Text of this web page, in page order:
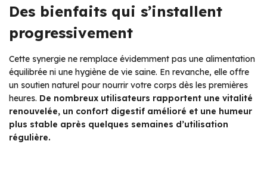
Des bienfaits qui s’installent
progressivement
Cette synergie ne remplace évidemment pas une alimentation
équilibrée ni une hygiène de vie saine. En revanche, elle offre
un soutien naturel pour nourrir votre corps dès les premières
heures. De nombreux utilisateurs rapportent une vitalité
renouvelée, un confort digestif amélioré et une humeur
plus stable après quelques semaines d’utilisation
régulière.